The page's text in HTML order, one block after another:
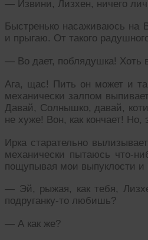
— Извини, Лизхен, ничего
Быстренько насаживаюсь
и прыгаю. От такого
— Во дает, поблядушка! Хоть
Ага, щас! Пить он может и
механически залпом
Давай, Солнышко, давай,
не хуже! Вон, как кончает!
Ирка старательно
механически пытаюсь что-
пощупывая мои выпуклости и
— Эй, рыжая, как тебя,
подруганку-то любишь?
— А как же?